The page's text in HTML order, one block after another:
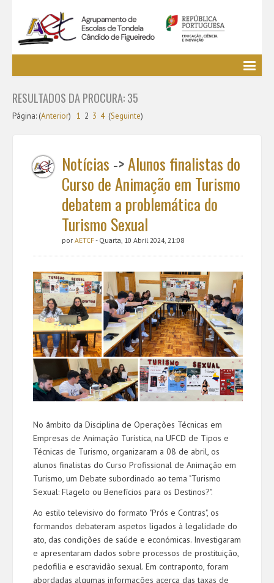
EE / Alunos
Clubes e Projetos
Media AETCF
Legislação
Utilizador não identificado. ( Entrar)
RESULTADOS DA PROCURA: 35
Página: (Anterior) 1 2 3 4(Seguinte)
Notícias ->Alunos finalistas do
Curso de Animação em Turismo
debatem a problemática do
Turismo Sexual
por AETCF- Quarta, 10 Abril 2024, 21:08
No âmbito da Disciplina de Operações Técnicas em
Empresas de Animação Turística, na UFCD de Tipos e
Técnicas de Turismo, organizaram a 08 de abril, os
alunos finalistas do Curso Profissional de Animação em
Turismo, um Debate subordinado ao tema "Turismo
Sexual: Flagelo ou Benefícios para os Destinos?".
Ao estilo televisivo do formato "Prós e Contras", os
formandos debateram aspetos ligados à legalidade do
ato, das condições de saúde e económicas. Investigaram
e apresentaram dados sobre processos de prostituição,
pedofilia e escravidão sexual. Em contraponto, foram
abordadas algumas informações acerca das taxas de